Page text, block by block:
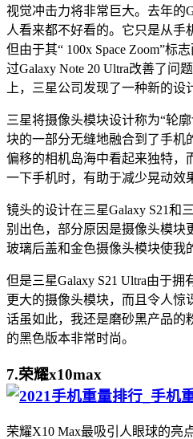
视觉冲击力将非常巨大。去年的
人看来都不好看的。它只是从手
但由于其“ 100x Space Zoom”标
过Galaxy Note 20 Ultra改善了问
上，三星公司发现了一种新的设
三星将摄像头模块设计称为“轮
块的一部分无缝地融合到了手机
偏移的相机岛海中看起来独特，
一下手机时，有助于减少晃动效
镜头的设计在三星Galaxy S21和
别出色，部分原因是摄像头模块
玻璃后盖和金色摄像头模块使我
但是三星Galaxy S21 Ultra由于
更大的摄像头模块，而且令人惊
话虽如此，我还是磨砂黑产品的
的黑色版本非常时尚。
7.荣耀x10max
荣耀X10 Max最吸引人眼球的亮